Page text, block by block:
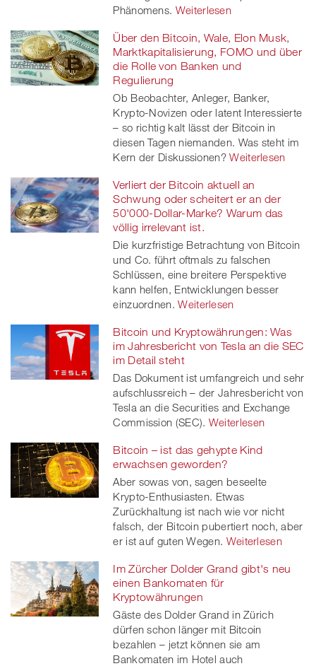
Phänomens. Weiterlesen
Über den Bitcoin, Wale, Elon Musk,
Marktkapitalisierung, FOMO und über
die Rolle von Banken und
Regulierung
Ob Beobachter, Anleger, Banker,
Krypto-Novizen oder latent Interessierte
– so richtig kalt lässt der Bitcoin in
diesen Tagen niemanden. Was steht im
Kern der Diskussionen? Weiterlesen
Verliert der Bitcoin aktuell an
Schwung oder scheitert er an der
50'000-Dollar-Marke? Warum das
völlig irrelevant ist.
Die kurzfristige Betrachtung von Bitcoin
und Co. führt oftmals zu falschen
Schlüssen, eine breitere Perspektive
kann helfen, Entwicklungen besser
einzuordnen. Weiterlesen
Bitcoin und Kryptowährungen: Was
im Jahresbericht von Tesla an die SEC
im Detail steht
Das Dokument ist umfangreich und sehr
aufschlussreich – der Jahresbericht von
Tesla an die Securities and Exchange
Commission (SEC). Weiterlesen
Bitcoin – ist das gehypte Kind
erwachsen geworden?
Aber sowas von, sagen beseelte
Krypto-Enthusiasten. Etwas
Zurückhaltung ist nach wie vor nicht
falsch, der Bitcoin pubertiert noch, aber
er ist auf guten Wegen. Weiterlesen
Im Zürcher Dolder Grand gibt's neu
einen Bankomaten für
Kryptowährungen
Gäste des Dolder Grand in Zürich
dürfen schon länger mit Bitcoin
bezahlen – jetzt können sie am
Bankomaten im Hotel auch